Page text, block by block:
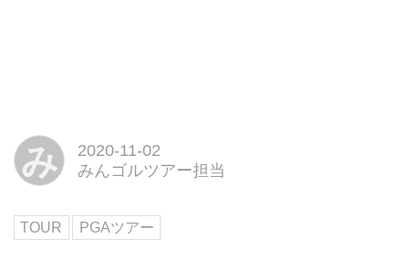
み
2020-11-02
みんゴルツアー担当
TOUR PGAツアー